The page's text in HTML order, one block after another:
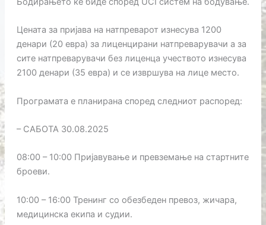
Цената за пријава на натпреварот изнесува 1200
денари (20 евра) за лиценцирани натпреварувачи а за
сите натпреварувачи без лиценца учеството изнесува
2100 денари (35 евра) и се извршува на лице место.
Програмата е планирана според следниот распоред:
– САБОТА 30.08.2025
08:00 – 10:00 Пријавување и превземање на стартните
броеви.
10:00 – 16:00 Тренинг со обезбеден превоз, жичара,
медицинска екипа и судии.